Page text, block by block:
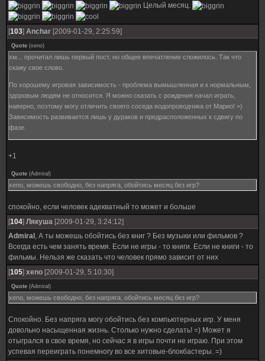
Целый месяц.
[103] Anchar [2009-01-29, 2:25:59]
Quote (xeno)
хм... прочитал лишь первый пост, но общее впечатление сложилось. Так что
скажу свое слово.
По хорошему игровая зависимость - проблема вымышленная и к нормальным,
здоровым людям не относится. Я можно сказать с рождения начал играть,
наверно, поэтому могу отличить своего соседа водопроводчика от Марио! =)
Зависимость развивается лишь у дураков и предрасположенных к сдвигу по
фазе.
+1
Quote (Admiral )
xeno, можешь свободно, без напряга, обойтись месяц без игр?
спокойно, если человек адекватный то может и больше
[104] Лякуша [2009-01-29, 3:24:12]
Admiral , А ты можешь обойтись без книг ? Без музыки или фильмов ?
Всегда есть чем занять время. Если не игры - то книги. Если не книги - то
фильмы. Нельзя же сказать что человек прямо зависит от них
[105] xeno [2009-01-29, 5:10:30]
Quote (Admiral )
xeno, можешь свободно, без напряга, обойтись месяц без игр?
Спокойно. Без напряга могу обойтись без компьютерных игр. У меня
довольно насыщенная жизнь. Столько нужно сделать! =) Может я
отыгрался в свое время, но сейчас я в игры почти не играю. При этом
успевая переиграть понемногу во все хитовые-блокбастеры. =)